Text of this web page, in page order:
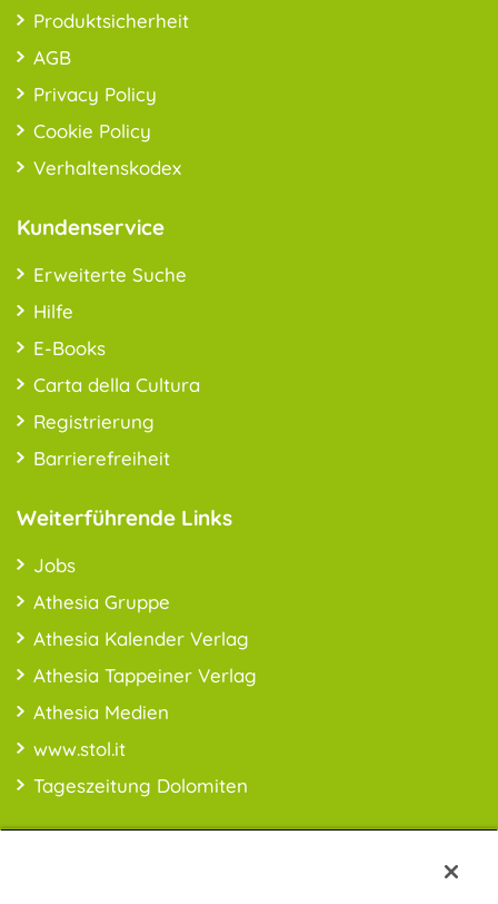
Produktsicherheit
AGB
Privacy Policy
Cookie Policy
Verhaltenskodex
Kundenservice
Erweiterte Suche
Hilfe
E-Books
Carta della Cultura
Registrierung
Barrierefreiheit
Weiterführende Links
Jobs
Athesia Gruppe
Athesia Kalender Verlag
Athesia Tappeiner Verlag
Athesia Medien
www.stol.it
Tageszeitung Dolomiten